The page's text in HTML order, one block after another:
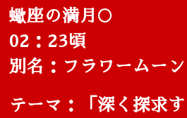
蠍座の満月🌕
02：23頃
別名：フラワームーン
テーマ：「深く探求